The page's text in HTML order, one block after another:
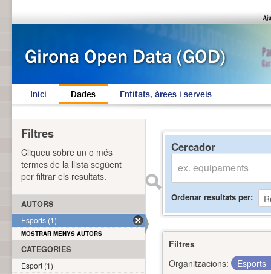
Inici Dades Entitats, àrees i serveis
Cercador
Ordenar resultats per
Filtres
Organitzacions:
Esports
Filtres
Cliqueu sobre un o més
termes de la llista següent
per filtrar els resultats.
AUTORS
Esports (1)
MOSTRAR MENYS AUTORS
CATEGORIES
Esport (1)